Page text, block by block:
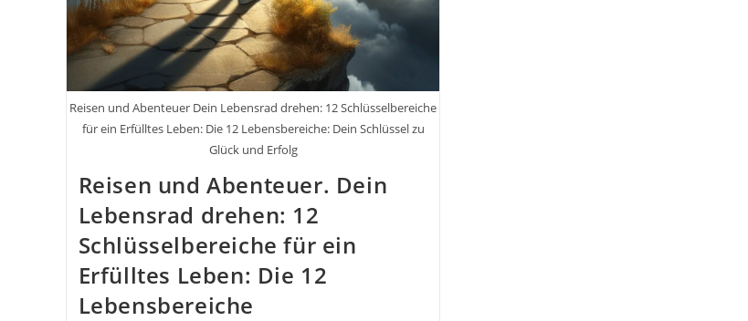
Reisen und Abenteuer Dein Lebensrad drehen: 12 Schlüsselbereiche
für ein Erfülltes Leben: Die 12 Lebensbereiche: Dein Schlüssel zu
Glück und Erfolg
Reisen und Abenteuer. Dein
Lebensrad drehen: 12
Schlüsselbereiche für ein
Erfülltes Leben: Die 12
Lebensbereiche